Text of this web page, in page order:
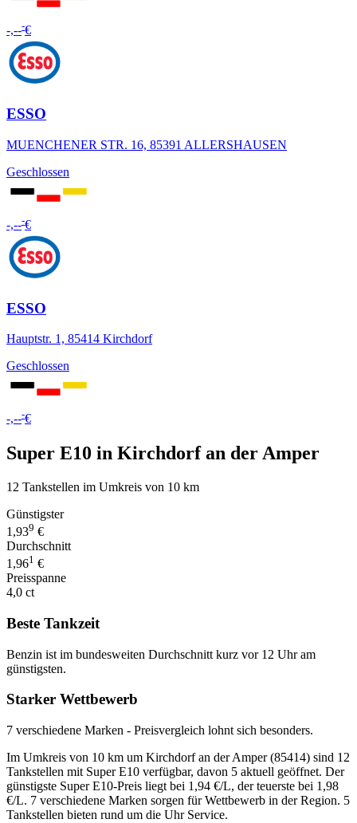
-,---€
ESSO
MUENCHENER STR. 16, 85391 ALLERSHAUSEN
Geschlossen
-,---€
ESSO
Hauptstr. 1, 85414 Kirchdorf
Geschlossen
-,---€
Super E10 in Kirchdorf an der Amper
12 Tankstellen im Umkreis von 10 km
Günstigster
1,939 €
Durchschnitt
1,961 €
Preisspanne
4,0 ct
Beste Tankzeit
Benzin ist im bundesweiten Durchschnitt kurz vor 12 Uhr am
günstigsten.
Starker Wettbewerb
7 verschiedene Marken - Preisvergleich lohnt sich besonders.
Im Umkreis von 10 km um Kirchdorf an der Amper (85414) sind 12
Tankstellen mit Super E10 verfügbar, davon 5 aktuell geöffnet. Der
günstigste Super E10-Preis liegt bei 1,94 €/L, der teuerste bei 1,98
€/L. 7 verschiedene Marken sorgen für Wettbewerb in der Region. 5
Tankstellen bieten rund um die Uhr Service.